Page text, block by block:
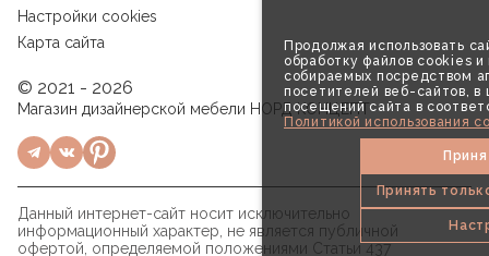
Продолжая использовать
обработку файлов cookies и
собираемых посредством
посетителей веб-сайтов, в
посещений сайта в
Политикой использования
Принять
Настройки cookies
Карта сайта
© 2021 - 2026
Магазин дизайнерской мебели НОРД КОНЦЕПТ
Данный интернет-сайт носит исключительно
информационный характер, не является публичной
офертой, определяемой положениями Статьи 437